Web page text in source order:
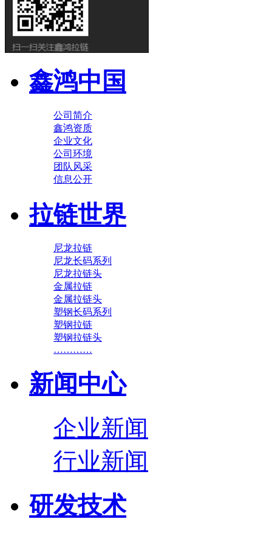
鑫鸿中国
公司简介
鑫鸿资质
企业文化
公司环境
团队风采
信息公开
拉链世界
尼龙拉链
尼龙长码系列
尼龙拉链头
金属拉链
金属拉链头
塑钢长码系列
塑钢拉链
塑钢拉链头
…………
新闻中心
企业新闻
行业新闻
研发技术